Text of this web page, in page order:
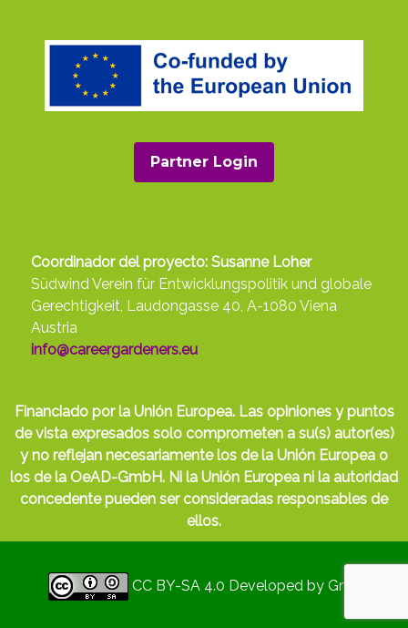
Partner Login
Coordinador del proyecto: Susanne Loher
Südwind Verein für Entwicklungspolitik und globale
Gerechtigkeit, Laudongasse 40, A-1080 Viena
Austria
info@careergardeners.eu
Financiado por la Unión Europea. Las opiniones y puntos
de vista expresados solo comprometen a su(s) autor(es)
y no reflejan necesariamente los de la Unión Europea o
los de la OeAD-GmbH. Ni la Unión Europea ni la autoridad
concedente pueden ser consideradas responsables de
ellos.
CC BY-SA 4.0 Developed by Gryd